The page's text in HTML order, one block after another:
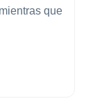
que